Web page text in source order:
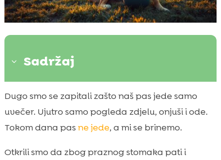
3 Sadržaj
 Zašto neki psi jedu samo navečer: uvod u
problem
moj pas jede samo navečer
rekao
Dugo smo se zapitali zašto naš pas jede samo
uvečer. Ujutro samo pogleda zdjelu, onjuši i ode.
Tokom dana pas ne jede, a mi se brinemo.
Otkrili smo da zbog praznog stomaka pati i